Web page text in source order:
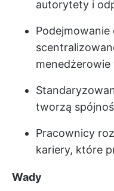
autorytety i
Podejmowanie
tworzą
Pracownicy
kariery, które
Wady